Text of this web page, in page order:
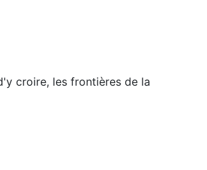
croire, les frontières de la